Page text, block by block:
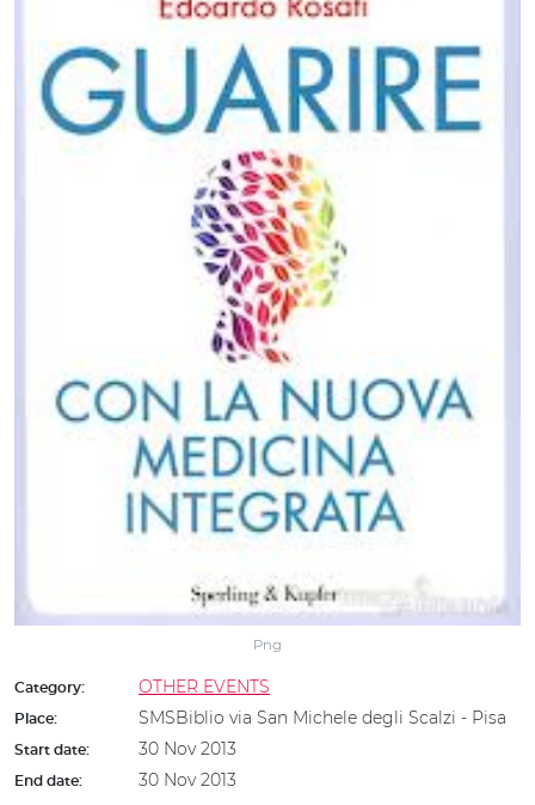
Png
Category: OTHER EVENTS
Place: SMSBiblio via San Michele degli Scalzi - Pisa
Start date: 30 Nov 2013
End date:
30 Nov 2013